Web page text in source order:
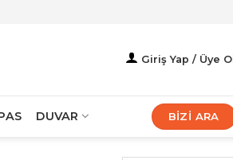
Giriş Yap / Üye Ol
DUVAR BİZİ ARA